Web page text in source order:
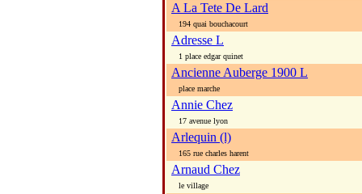
A La Tete De Lard
194 quai bouchacourt
Adresse L
1 place edgar quinet
Ancienne Auberge 1900 L
place marche
Annie Chez
17 avenue lyon
Arlequin (l)
165 rue charles harent
Arnaud Chez
le village